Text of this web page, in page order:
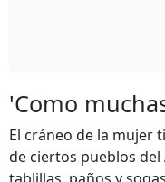
'Como
El cráneo de la mujer
de ciertos pueblos del